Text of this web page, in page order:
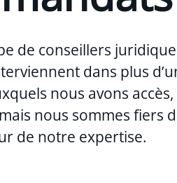
de conseillers
dans plus
nous avons
nous sommes fiers
de notre expertise.